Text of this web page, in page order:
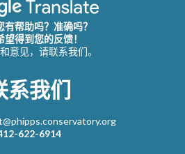
有帮助吗？准确吗？
望得到您的反馈！
意见，请联系我们。
系我们
622-6914